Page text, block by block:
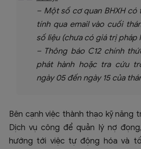
– Một số cơ quan BHXH có
tính qua email vào cuối
số liệu (chưa có giá trị pháp
– Thông báo C12 chính
phát hành hoặc tra cứu
ngày 05 đến ngày 15 của
Bên cạnh việc thành thạo kỹ năng
Dịch vụ công để quản lý nợ
hướng tới việc tự động hóa và